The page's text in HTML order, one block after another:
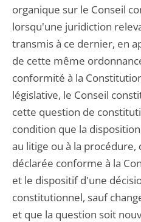
organique sur le Conseil
lorsqu'une juridiction
transmis à ce dernier, en
de cette même
conformité à la
législative, le Conseil
cette question de
condition que la
au litige ou à la
déclarée conforme à la
et le dispositif d'une
constitutionnel, sauf
et que la question soit